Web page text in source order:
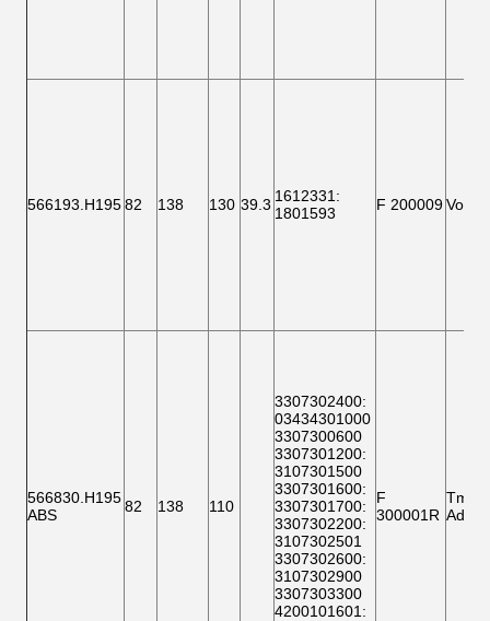
566193.H19582 138 130 39.3 1612331 :
1801593
F 200009
566830.H195
ABS
82 138 110
3307302400:
03434301000
3307300600
3307301200:
3107301500
3307301600:
3307301700:
3307302200:
3107302501
3307302600:
3107302900
3307303300
4200101601 :
F
300001R
Tmle
Aden